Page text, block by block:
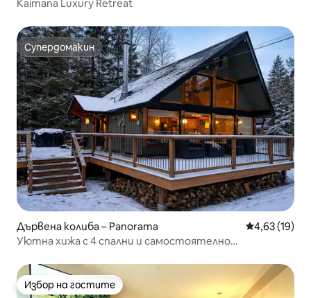
Kaimana Luxury Retreat
Супердомакин
Супердомакин
Дървена колиба – Panorama Средна
4,63 (19)
Уютна хижа с 4 спални и самостоятелно
Избор на гостите
Избор на гостите